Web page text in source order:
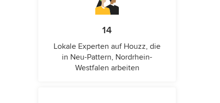
14
Lokale Experten auf Houzz, die
in Neu-Pattern, Nordrhein-
Westfalen arbeiten